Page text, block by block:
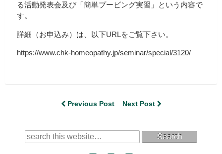
る活動発表会及び「簡単プービング実習」という内容で
す。
詳細（お申込み）は、以下URLをご覧下さい。
https://www.chk-homeopathy.jp/seminar/special/3120/
Previous Post Next Post
Search